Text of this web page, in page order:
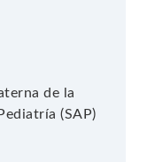
de la
(SAP)